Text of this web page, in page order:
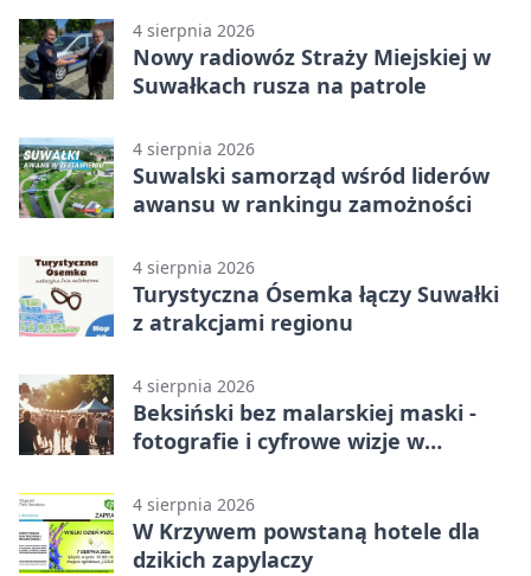
4 sierpnia 2026
Nowy radiowóz Straży Miejskiej w
Suwałkach rusza na patrole
4 sierpnia 2026
Suwalski samorząd wśród liderów
awansu w rankingu zamożności
4 sierpnia 2026
Turystyczna Ósemka łączy Suwałki
z atrakcjami regionu
4 sierpnia 2026
Beksiński bez malarskiej maski -
fotografie i cyfrowe wizje w
4 sierpnia 2026
W Krzywem powstaną hotele dla
dzikich zapylaczy